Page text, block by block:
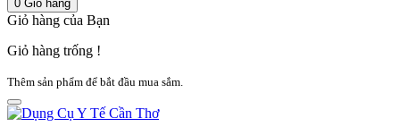
0 Giỏ hàng
Giỏ hàng của Bạn
Giỏ hàng trống !
Thêm sản phẩm để bắt đầu mua sắm.